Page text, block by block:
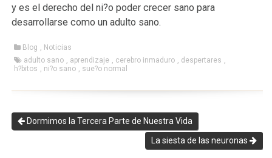
y es el derecho del ni?o poder crecer sano para
desarrollarse como un adulto sano.
Blog , Noticias
adulto sano , aprendizaje , cerebro inmaduro , despertares ,
h?bitos , ni?o sano , sue?o normal
Dormimos la Tercera Parte de Nuestra Vida
La siesta de las neuronas